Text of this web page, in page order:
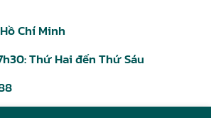
Chí Minh
Thứ Hai đến Thứ Sáu